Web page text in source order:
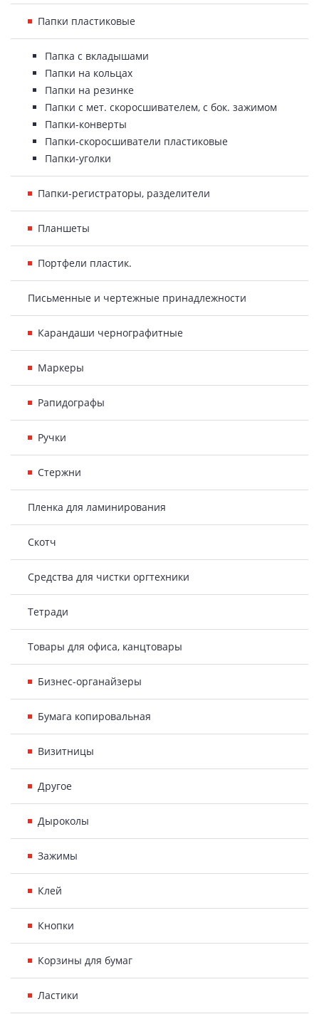
Папки пластиковые
Папка с вкладышами
Папки на кольцах
Папки на резинке
Папки с мет. скоросшивателем, с бок. зажимом
Папки-конверты
Папки-скоросшиватели пластиковые
Папки-уголки
Папки-регистраторы, разделители
Планшеты
Портфели пластик.
Письменные и чертежные принадлежности
Карандаши чернографитные
Маркеры
Рапидографы
Ручки
Стержни
Пленка для ламинирования
Скотч
Средства для чистки оргтехники
Тетради
Товары для офиса, канцтовары
Бизнес-органайзеры
Бумага копировальная
Визитницы
Другое
Дыроколы
Зажимы
Клей
Кнопки
Корзины для бумаг
Ластики